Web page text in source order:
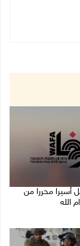
أسيرا محررا من
الله